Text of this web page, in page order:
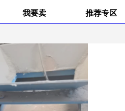
我要卖 推荐专区